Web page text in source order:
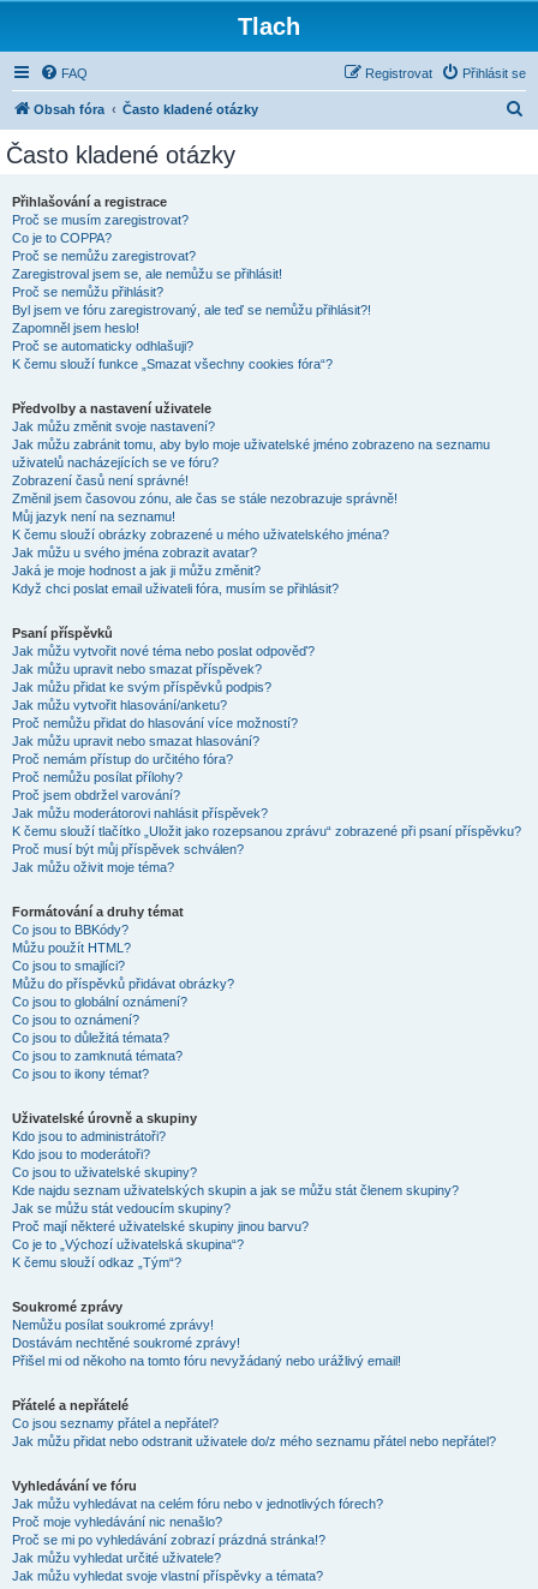
Tlach
FAQ Přihlásit se
Registrovat
Obsah fóra Často kladené otázky
Často kladené otázky
Přihlašování a registrace
Proč se musím zaregistrovat?
Co je to COPPA?
Proč se nemůžu zaregistrovat?
Zaregistroval jsem se, ale nemůžu se přihlásit!
Proč se nemůžu přihlásit?
Byl jsem ve fóru zaregistrovaný, ale teď se nemůžu přihlásit?!
Zapomněl jsem heslo!
Proč se automaticky odhlašuji?
K čemu slouží funkce „Smazat všechny cookies fóra“?
Předvolby a nastavení uživatele
Jak můžu změnit svoje nastavení?
Jak můžu zabránit tomu, aby bylo moje uživatelské jméno zobrazeno na seznamu
uživatelů nacházejících se ve fóru?
Zobrazení časů není správné!
Změnil jsem časovou zónu, ale čas se stále nezobrazuje správně!
Můj jazyk není na seznamu!
K čemu slouží obrázky zobrazené u mého uživatelského jména?
Jak můžu u svého jména zobrazit avatar?
Jaká je moje hodnost a jak ji můžu změnit?
Když chci poslat email uživateli fóra, musím se přihlásit?
Psaní příspěvků
Jak můžu vytvořit nové téma nebo poslat odpověď?
Jak můžu upravit nebo smazat příspěvek?
Jak můžu přidat ke svým příspěvků podpis?
Jak můžu vytvořit hlasování/anketu?
Proč nemůžu přidat do hlasování více možností?
Jak můžu upravit nebo smazat hlasování?
Proč nemám přístup do určitého fóra?
Proč nemůžu posílat přílohy?
Proč jsem obdržel varování?
Jak můžu moderátorovi nahlásit příspěvek?
K čemu slouží tlačítko „Uložit jako rozepsanou zprávu“ zobrazené při psaní příspěvku?
Proč musí být můj příspěvek schválen?
Jak můžu oživit moje téma?
Formátování a druhy témat
Co jsou to BBKódy?
Můžu použít HTML?
Co jsou to smajlíci?
Můžu do příspěvků přidávat obrázky?
Co jsou to globální oznámení?
Co jsou to oznámení?
Co jsou to důležitá témata?
Co jsou to zamknutá témata?
Co jsou to ikony témat?
Uživatelské úrovně a skupiny
Kdo jsou to administrátoři?
Kdo jsou to moderátoři?
Co jsou to uživatelské skupiny?
Kde najdu seznam uživatelských skupin a jak se můžu stát členem skupiny?
Jak se můžu stát vedoucím skupiny?
Proč mají některé uživatelské skupiny jinou barvu?
Co je to „Výchozí uživatelská skupina“?
K čemu slouží odkaz „Tým“?
Soukromé zprávy
Nemůžu posílat soukromé zprávy!
Dostávám nechtěné soukromé zprávy!
Přišel mi od někoho na tomto fóru nevyžádaný nebo urážlivý email!
Přátelé a nepřátelé
Co jsou seznamy přátel a nepřátel?
Jak můžu přidat nebo odstranit uživatele do/z mého seznamu přátel nebo nepřátel?
Vyhledávání ve fóru
Jak můžu vyhledávat na celém fóru nebo v jednotlivých fórech?
Proč moje vyhledávání nic nenašlo?
Proč se mi po vyhledávání zobrazí prázdná stránka!?
Jak můžu vyhledat určité uživatele?
Jak můžu vyhledat svoje vlastní příspěvky a témata?